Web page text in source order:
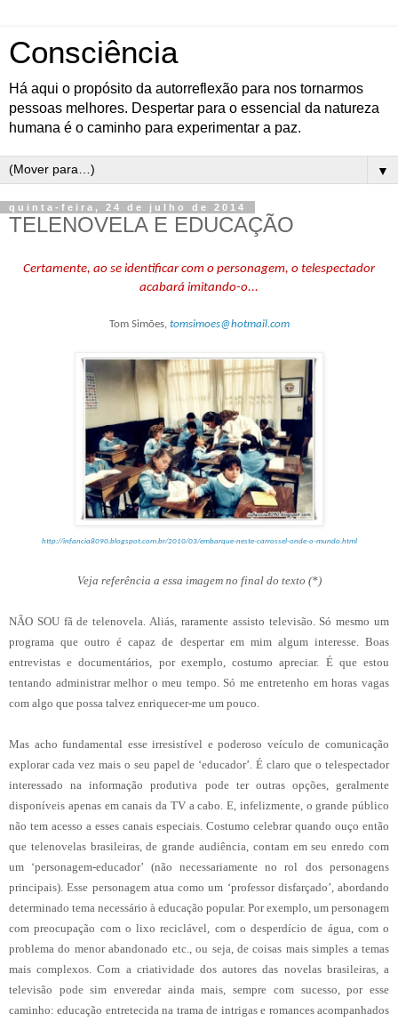
Consciência
Há aqui o propósito da autorreflexão para nos tornarmos
pessoas melhores. Despertar para o essencial da natureza
humana é o caminho para experimentar a paz.
▼
quinta-feira, 24 de julho de 2014
TELENOVELA E EDUCAÇÃO
Certamente, ao se identificar com o personagem, o telespectador
acabará imitando-o...
Tom Simões, tomsimoes@hotmail.com
http://infancia8090.blogspot.com.br/2010/03/embarque-neste-carrossel-onde-o-mundo.html
Veja referência a essa imagem no final do texto (*)
NÃO SOU fã de telenovela. Aliás, raramente assisto televisão. Só mesmo um
programa que outro é capaz de despertar em mim algum interesse. Boas
entrevistas e documentários, por exemplo, costumo apreciar. É que estou
tentando administrar melhor o meu tempo. Só me entretenho em horas vagas
com algo que possa talvez enriquecer-me um pouco.
Mas acho fundamental esse irresistível e poderoso veículo de comunicação
explorar cada vez mais o seu papel de ‘educador’. É claro que o telespectador
interessado na informação produtiva pode ter outras opções, geralmente
disponíveis apenas em canais da TV a cabo. E, infelizmente, o grande público
não tem acesso a esses canais especiais. Costumo celebrar quando ouço então
que telenovelas brasileiras, de grande audiência, contam em seu enredo com
um ‘personagem-educador’ (não necessariamente no rol dos personagens
principais). Esse personagem atua como um ‘professor disfarçado’, abordando
determinado tema necessário à educação popular. Por exemplo, um personagem
com preocupação com o lixo reciclável, com o desperdício de água, com o
problema do menor abandonado etc., ou seja, de coisas mais simples a temas
mais complexos. Com a criatividade dos autores das novelas brasileiras, a
televisão pode sim enveredar ainda mais, sempre com sucesso, por esse
caminho: educação entretecida na trama de intrigas e romances acompanhados